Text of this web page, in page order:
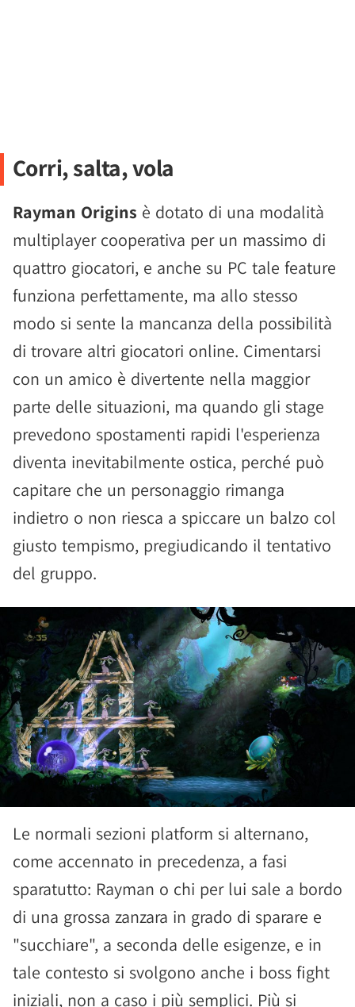
Corri, salta, vola
Rayman Origins è dotato di una modalità
multiplayer cooperativa per un massimo di
quattro giocatori, e anche su PC tale feature
funziona perfettamente, ma allo stesso
modo si sente la mancanza della possibilità
di trovare altri giocatori online. Cimentarsi
con un amico è divertente nella maggior
parte delle situazioni, ma quando gli stage
prevedono spostamenti rapidi l'esperienza
diventa inevitabilmente ostica, perché può
capitare che un personaggio rimanga
indietro o non riesca a spiccare un balzo col
giusto tempismo, pregiudicando il tentativo
del gruppo.
Le normali sezioni platform si alternano,
come accennato in precedenza, a fasi
sparatutto: Rayman o chi per lui sale a bordo
di una grossa zanzara in grado di sparare e
"succhiare", a seconda delle esigenze, e in
tale contesto si svolgono anche i boss fight
iniziali, non a caso i più semplici. Più si